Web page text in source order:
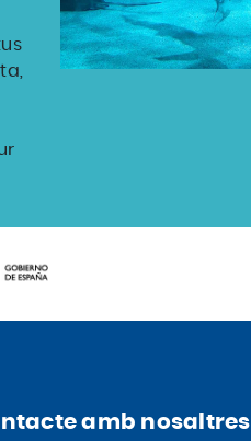
amb nosaltres